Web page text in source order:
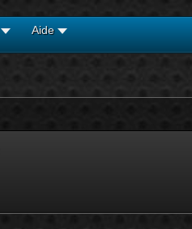
Aide